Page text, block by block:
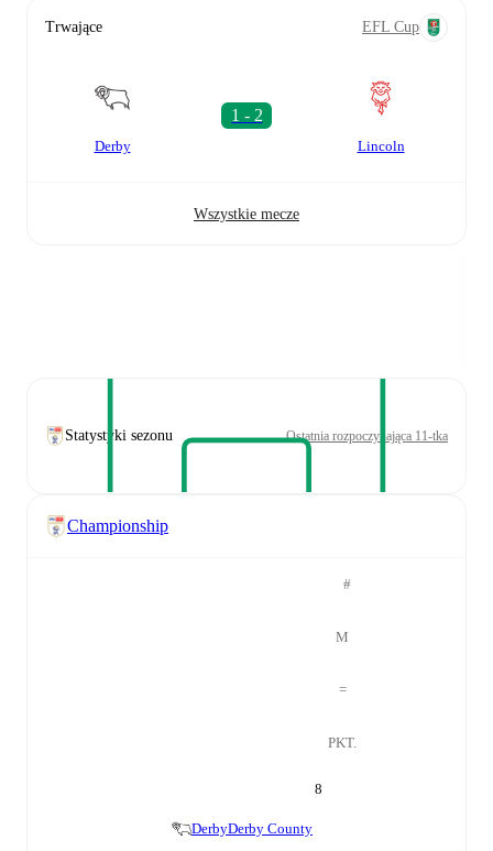
Trwające EFL Cup
Derby Lincoln
Wszystkie mecze
Statystyki sezonu Ostatnia rozpoczynająca 11-tka
Championship
#
M
=
PKT.
8
DerbyDerby County